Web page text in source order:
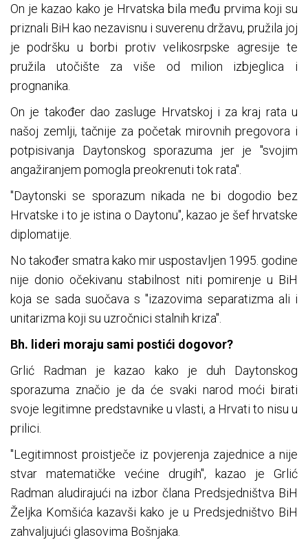
On je kazao kako je Hrvatska bila među prvima koji su
priznali BiH kao nezavisnu i suverenu državu, pružila joj
je podršku u borbi protiv velikosrpske agresije te
pružila utočište za više od milion izbjeglica i
prognanika.
On je također dao zasluge Hrvatskoj i za kraj rata u
našoj zemlji, tačnije za početak mirovnih pregovora i
potpisivanja Daytonskog sporazuma jer je "svojim
angažiranjem pomogla preokrenuti tok rata".
"Daytonski se sporazum nikada ne bi dogodio bez
Hrvatske i to je istina o Daytonu", kazao je šef hrvatske
diplomatije.
No također smatra kako mir uspostavljen 1995. godine
nije donio očekivanu stabilnost niti pomirenje u BiH
koja se sada suočava s "izazovima separatizma ali i
unitarizma koji su uzročnici stalnih kriza".
Bh. lideri moraju sami postići dogovor?
Grlić Radman je kazao kako je duh Daytonskog
sporazuma značio je da će svaki narod moći birati
svoje legitimne predstavnike u vlasti, a Hrvati to nisu u
prilici.
"Legitimnost proistječe iz povjerenja zajednice a nije
stvar matematičke većine drugih", kazao je Grlić
Radman aludirajući na izbor člana Predsjedništva BiH
Željka Komšića kazavši kako je u Predsjedništvo BiH
zahvaljujući glasovima Bošnjaka.